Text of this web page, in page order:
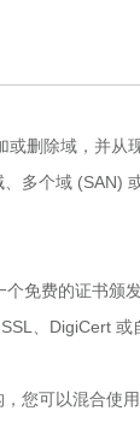
除域，并从现
个域 (SAN)
费的证书颁
、DigiCert
可以混合使用